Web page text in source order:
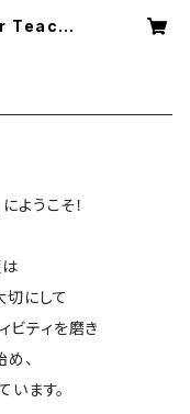
Teache
ようこそ！
切にして
ビティを磨き
、
います。